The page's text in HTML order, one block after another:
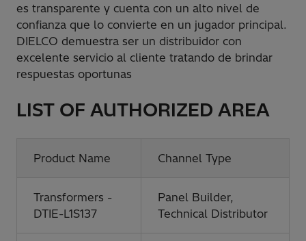
es transparente y cuenta con un alto nivel de
confianza que lo convierte en un jugador principal.
DIELCO demuestra ser un distribuidor con
excelente servicio al cliente tratando de brindar
respuestas oportunas
LIST OF AUTHORIZED AREA
Product Name Channel Type
Transformers -
DTIE-L1S137
Panel Builder,
Technical Distributor